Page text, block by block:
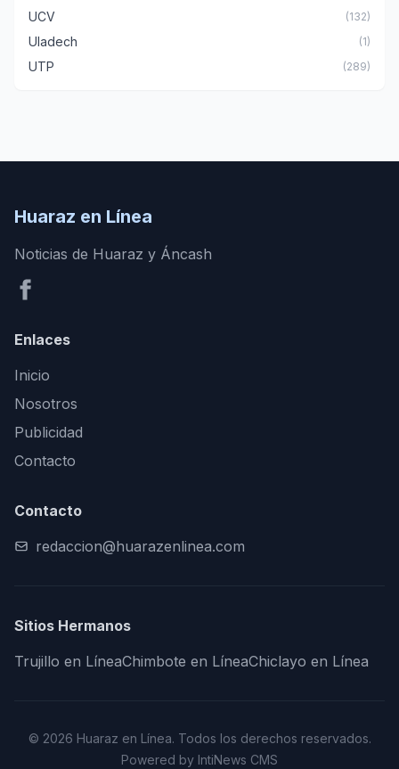
UCV (132)
Uladech (1)
UTP (289)
Huaraz en Línea
Noticias de Huaraz y Áncash
Enlaces
Inicio
Nosotros
Publicidad
Contacto
Contacto
redaccion@huarazenlinea.com
Sitios Hermanos
Trujillo en LíneaChimbote en LíneaChiclayo en Línea
© 2026 Huaraz en Línea. Todos los derechos reservados.
Powered by IntiNews CMS